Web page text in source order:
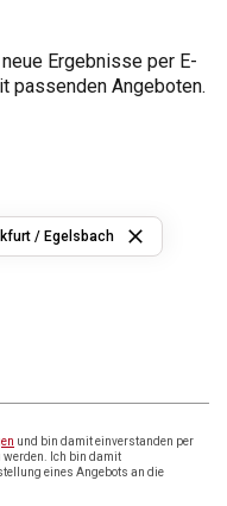
Ergebnisse per E-
passenden Angeboten.
/ Egelsbach
und bin damit einverstanden per
werden. Ich bin damit
eines Angebots an die